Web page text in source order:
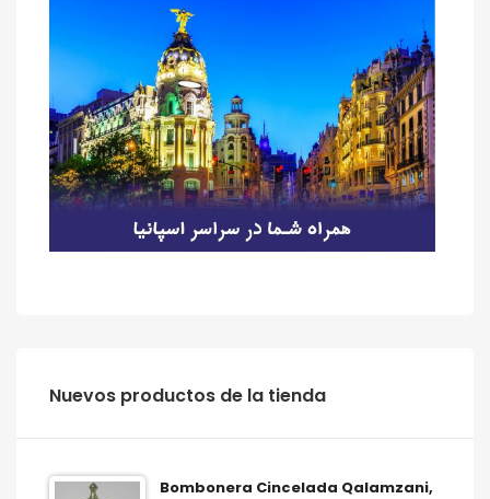
‫‪Nuevos‬‬ ‫‪productos‬‬ ‫‪de‬‬ ‫‪la‬‬ ‫‪tienda‬‬
Bombonera Cincelada Qalamzani,